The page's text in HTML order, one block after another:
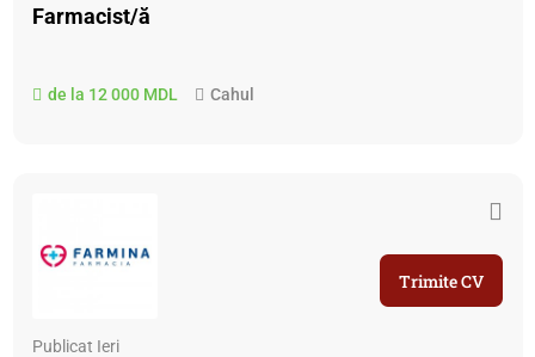
Farmacist/ă
de la 12 000 MDL Cahul
Publicat Ieri
Trimite CV